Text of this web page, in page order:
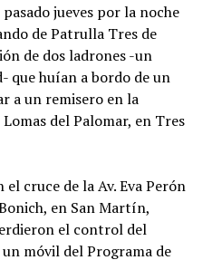
jueves por la noche
de Patrulla Tres de
de dos ladrones -un
que huían a bordo de un
a un remisero en la
del Palomar, en Tres
cruce de la Av. Eva Perón
en San Martín,
el control del
móvil del Programa de